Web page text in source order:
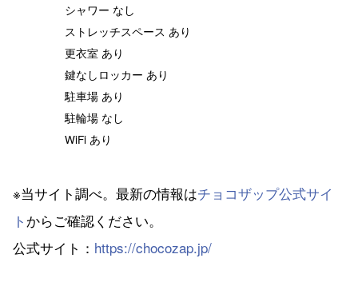
シャワー なし
ストレッチスペース あり
更衣室 あり
鍵なしロッカー あり
駐車場 あり
駐輪場 なし
WiFi あり
※当サイト調べ。最新の情報はチョコザップ公式サイ
ト からご確認ください。
公式サイト： https://chocozap.jp/